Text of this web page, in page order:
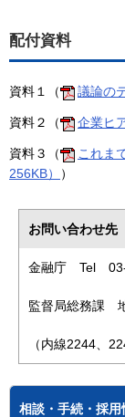
配付資料
資料１ （ 議論の
資料２ （ 企業ヒ
資料３ （
これま
256KB）
）
お問い合わせ先
金融庁 Tel 03-
監督局総務課
（内線2244、
相談・手続・採用